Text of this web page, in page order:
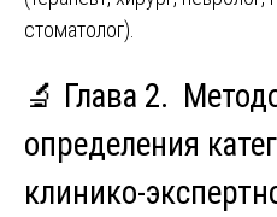
стоматолог).
🔬 Глава 2.
определения
клинико-